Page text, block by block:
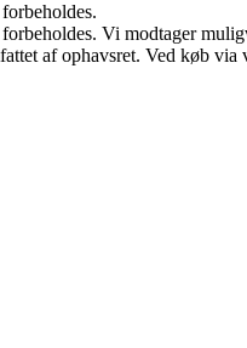
Vi modtager
af ophavsret. Ved køb